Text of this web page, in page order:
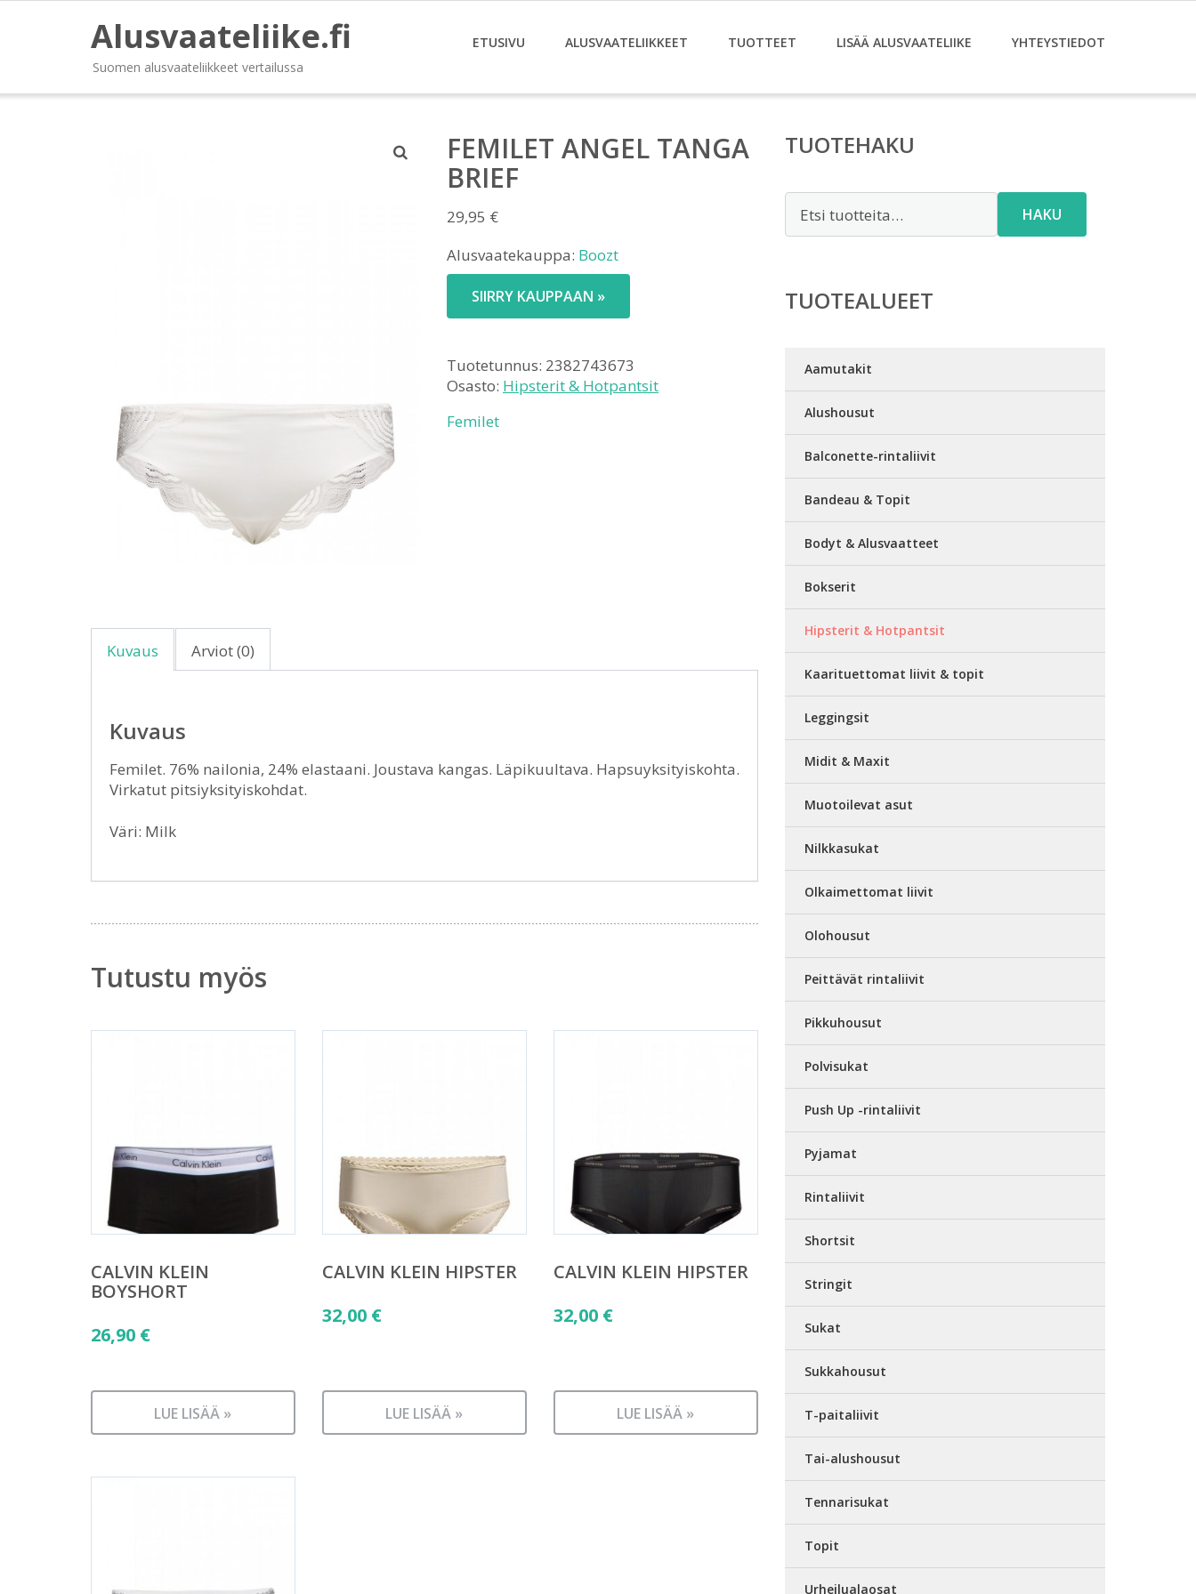
Alusvaateliike.fi
Suomen alusvaateliikkeet vertailussa
ETUSIVU ALUSVAATELIIKKEET TUOTTEET LISÄÄ ALUSVAATELIIKE YHTEYSTIEDOT
FEMILET ANGEL TANGA
BRIEF
29,95 €
Alusvaatekauppa: Boozt
SIIRRY KAUPPAAN »
Tuotetunnus: 2382743673
Osasto: Hipsterit & Hotpantsit
Femilet
Kuvaus Arviot (0)
Kuvaus
Femilet. 76% nailonia, 24% elastaani. Joustava kangas. Läpikuultava. Hapsuyksityiskohta.
Virkatut pitsiyksityiskohdat.
Väri: Milk
Tutustu myös
CALVIN KLEIN
BOYSHORT
26,90 €
LUE LISÄÄ »
CALVIN KLEIN HIPSTER
32,00 €
LUE LISÄÄ »
CALVIN KLEIN HIPSTER
32,00 €
LUE LISÄÄ »
TUOTEHAKU
HAKU
TUOTEALUEET
Aamutakit
Alushousut
Balconette-rintaliivit
Bandeau & Topit
Bodyt & Alusvaatteet
Bokserit
Hipsterit & Hotpantsit
Kaarituettomat liivit & topit
Leggingsit
Midit & Maxit
Muotoilevat asut
Nilkkasukat
Olkaimettomat liivit
Olohousut
Peittävät rintaliivit
Pikkuhousut
Polvisukat
Push Up -rintaliivit
Pyjamat
Rintaliivit
Shortsit
Stringit
Sukat
Sukkahousut
T-paitaliivit
Tai-alushousut
Tennarisukat
Topit
Urheilualaosat